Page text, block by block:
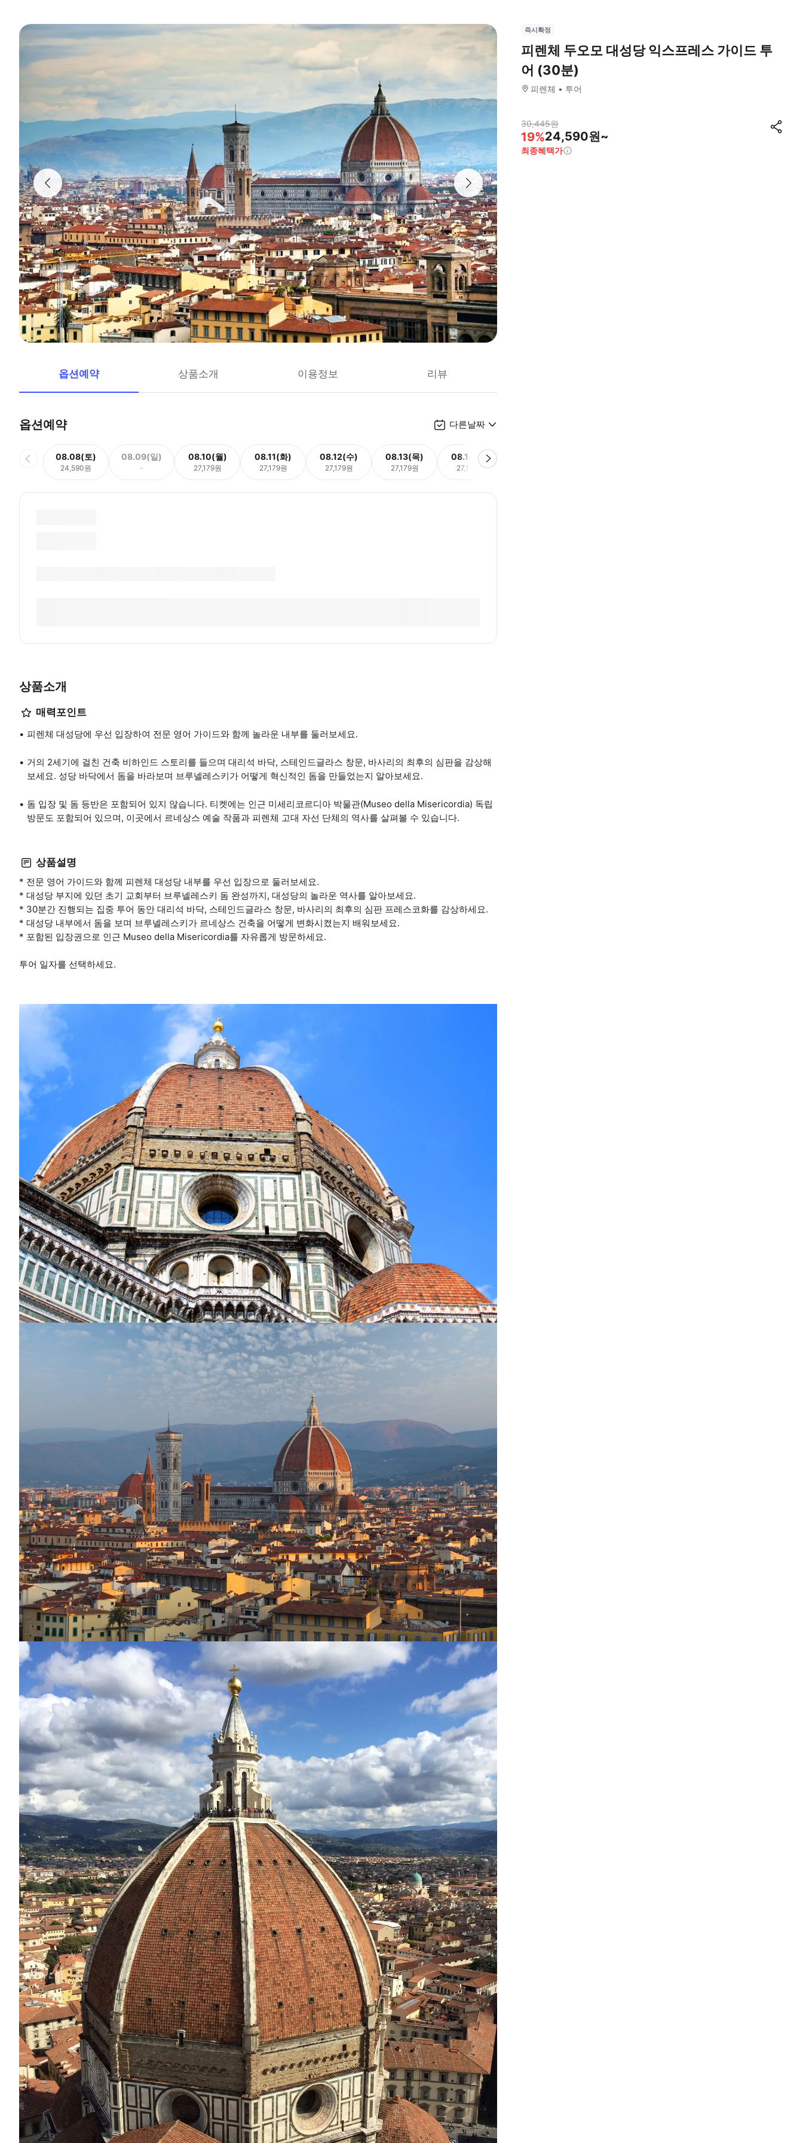
옵션예약 상품소개 이용정보 리뷰
옵션예약 다른날짜
08.08(토)
24,590원
08.09(일)
-
08.10(월)
27,179원
08.11(화)
27,179원
08.12(수)
27,179원
08.13(목)
27,179원
08.14(금)
27,179원
상품소개
매력포인트
피렌체 대성당에 우선 입장하여 전문 영어 가이드와 함께 놀라운 내부를 둘러보세요.
거의 2세기에 걸친 건축 비하인드 스토리를 들으며 대리석 바닥, 스테인드글라스 창문, 바사리의 최후의 심판을 감상해
보세요. 성당 바닥에서 돔을 바라보며 브루넬레스키가 어떻게 혁신적인 돔을 만들었는지 알아보세요.
돔 입장 및 돔 등반은 포함되어 있지 않습니다. 티켓에는 인근 미세리코르디아 박물관(Museo della Misericordia) 독립
방문도 포함되어 있으며, 이곳에서 르네상스 예술 작품과 피렌체 고대 자선 단체의 역사를 살펴볼 수 있습니다.
상품설명
* 전문 영어 가이드와 함께 피렌체 대성당 내부를 우선 입장으로 둘러보세요.
* 대성당 부지에 있던 초기 교회부터 브루넬레스키 돔 완성까지, 대성당의 놀라운 역사를 알아보세요.
* 30분간 진행되는 집중 투어 동안 대리석 바닥, 스테인드글라스 창문, 바사리의 최후의 심판 프레스코화를 감상하세요.
* 대성당 내부에서 돔을 보며 브루넬레스키가 르네상스 건축을 어떻게 변화시켰는지 배워보세요.
* 포함된 입장권으로 인근 Museo della Misericordia를 자유롭게 방문하세요.
투어 일자를 선택하세요.
즉시확정
피렌체 두오모 대성당 익스프레스 가이드 투
어 (30분)
피렌체 투어
30,445원
19%24,590원~
최종혜택가